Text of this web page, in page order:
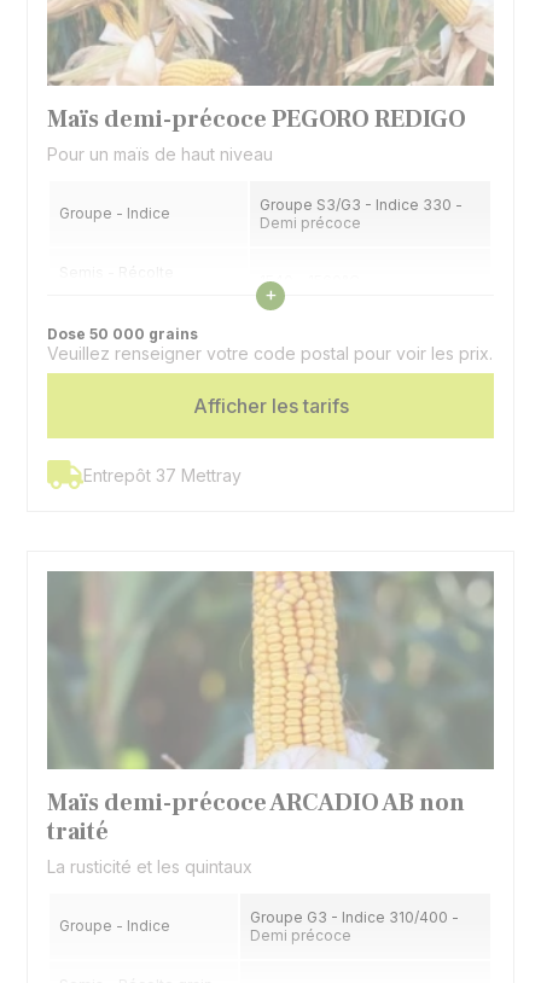
Maïs demi-précoce PEGORO REDIGO
Pour un maïs de haut niveau
Groupe - Indice
Groupe S3/G3 - Indice 330 -
Demi précoce
1540 - 1560°C
Semis - Récolte grain
(32% H2O)
1810 - 1860°C
Hybride simple - Denté
Utilisation
Voir les caractéristiques
+
Dose 50 000 grains
Veuillez renseigner votre code postal pour voir les prix.
Afficher les tarifs
Entrepôt 37 Mettray
Maïs demi-précoce ARCADIO AB non
traité
La rusticité et les quintaux
Groupe - Indice
Groupe G3 - Indice 310/400 -
Demi précoce